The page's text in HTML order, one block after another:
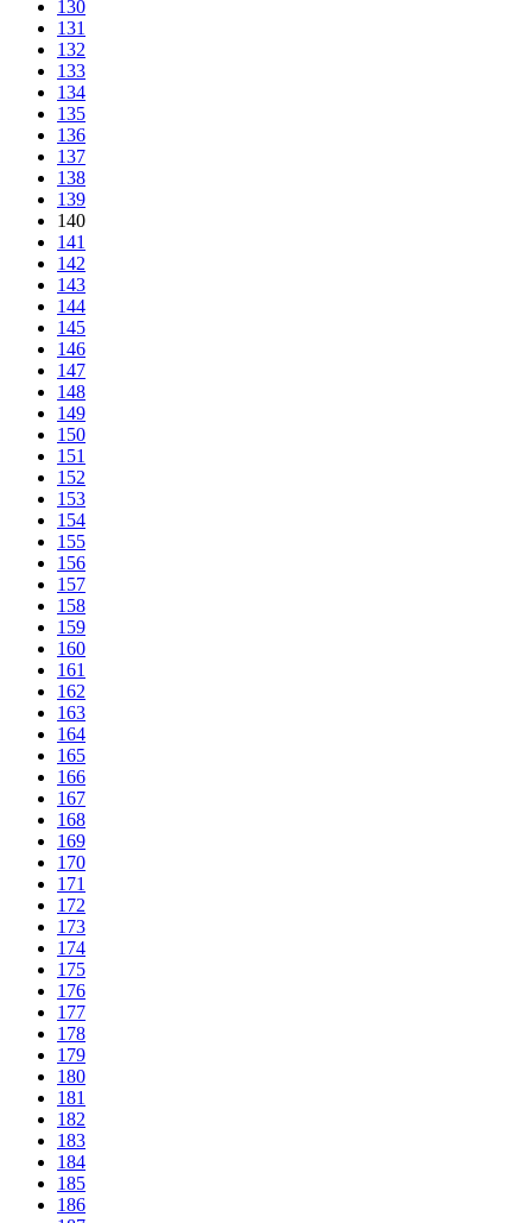
130
131
132
133
134
135
136
137
138
139
140
141
142
143
144
145
146
147
148
149
150
151
152
153
154
155
156
157
158
159
160
161
162
163
164
165
166
167
168
169
170
171
172
173
174
175
176
177
178
179
180
181
182
183
184
185
186